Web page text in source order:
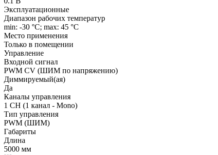
Эксплуатационные
Диапазон рабочих температур
min: -30 °C; max: 45 °C
Место применения
Только в помещении
Управление
Входной сигнал
PWM СV (ШИМ по напряжению)
Диммируемый(ая)
Да
Каналы управления
1 CH (1 канал - Mono)
Тип управления
PWM (ШИМ)
Габариты
Длина
5000 мм